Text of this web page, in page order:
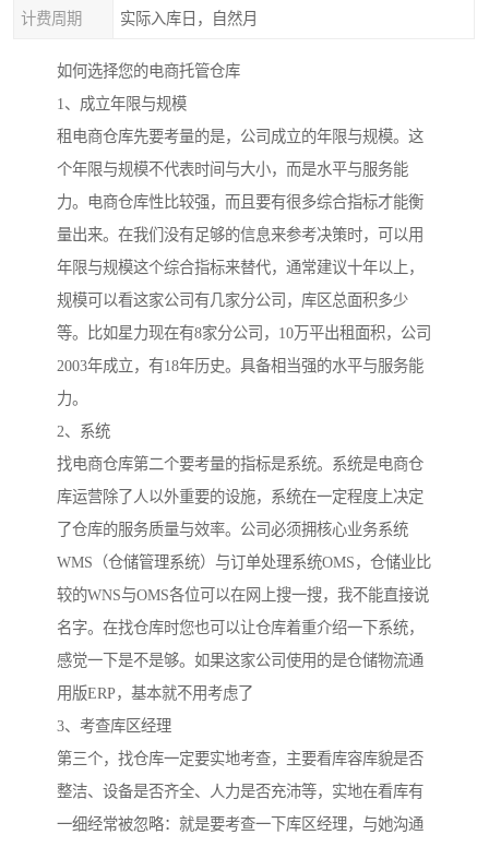
计费周期 实际入库日，自然月
如何选择您的电商托管仓库
1、成立年限与规模
租电商仓库先要考量的是，公司成立的年限与规模。这
个年限与规模不代表时间与大小，而是水平与服务能
力。电商仓库性比较强，而且要有很多综合指标才能衡
量出来。在我们没有足够的信息来参考决策时，可以用
年限与规模这个综合指标来替代，通常建议十年以上，
规模可以看这家公司有几家分公司，库区总面积多少
等。比如星力现在有8家分公司，10万平出租面积，公司
2003年成立，有18年历史。具备相当强的水平与服务能
力。
2、系统
找电商仓库第二个要考量的指标是系统。系统是电商仓
库运营除了人以外重要的设施，系统在一定程度上决定
了仓库的服务质量与效率。公司必须拥核心业务系统
WMS（仓储管理系统）与订单处理系统OMS，仓储业比
较的WNS与OMS各位可以在网上搜一搜，我不能直接说
名字。在找仓库时您也可以让仓库着重介绍一下系统，
感觉一下是不是够。如果这家公司使用的是仓储物流通
用版ERP，基本就不用考虑了
3、考查库区经理
第三个，找仓库一定要实地考查，主要看库容库貌是否
整洁、设备是否齐全、人力是否充沛等，实地在看库有
一细经常被忽略：就是要考查一下库区经理，与她沟通